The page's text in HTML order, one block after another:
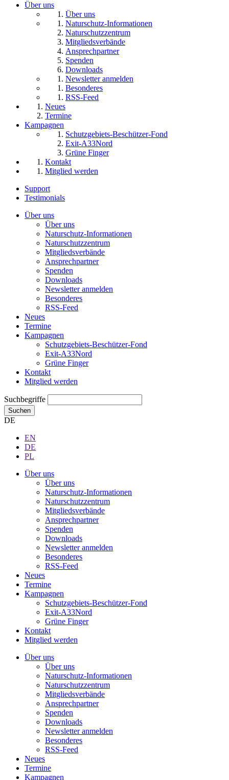
Über uns
Über uns
Naturschutz-Informationen
Naturschutzzentrum
Mitgliedsverbände
Ansprechpartner
Spenden
Downloads
Newsletter anmelden
Besonderes
RSS-Feed
Neues
Termine
Kampagnen
Schutzgebiets-Beschützer-Fond
Exit-A33Nord
Grüne Finger
Kontakt
Mitglied werden
Support
Testimonials
Über uns
Über uns
Naturschutz-Informationen
Naturschutzzentrum
Mitgliedsverbände
Ansprechpartner
Spenden
Downloads
Newsletter anmelden
Besonderes
RSS-Feed
Neues
Termine
Kampagnen
Schutzgebiets-Beschützer-Fond
Exit-A33Nord
Grüne Finger
Kontakt
Mitglied werden
Suchbegriffe
Suchen
DE
EN
DE
PL
Über uns
Über uns
Naturschutz-Informationen
Naturschutzzentrum
Mitgliedsverbände
Ansprechpartner
Spenden
Downloads
Newsletter anmelden
Besonderes
RSS-Feed
Neues
Termine
Kampagnen
Schutzgebiets-Beschützer-Fond
Exit-A33Nord
Grüne Finger
Kontakt
Mitglied werden
Über uns
Über uns
Naturschutz-Informationen
Naturschutzzentrum
Mitgliedsverbände
Ansprechpartner
Spenden
Downloads
Newsletter anmelden
Besonderes
RSS-Feed
Neues
Termine
Kampagnen